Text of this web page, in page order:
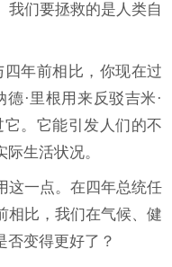
我们要拯救的是人类自
年前相比，你现在过
·里根用来反驳吉米·
。它能引发人们的不
生活状况。
这一点。在四年总统任
相比，我们在气候、健
否变得更好了？